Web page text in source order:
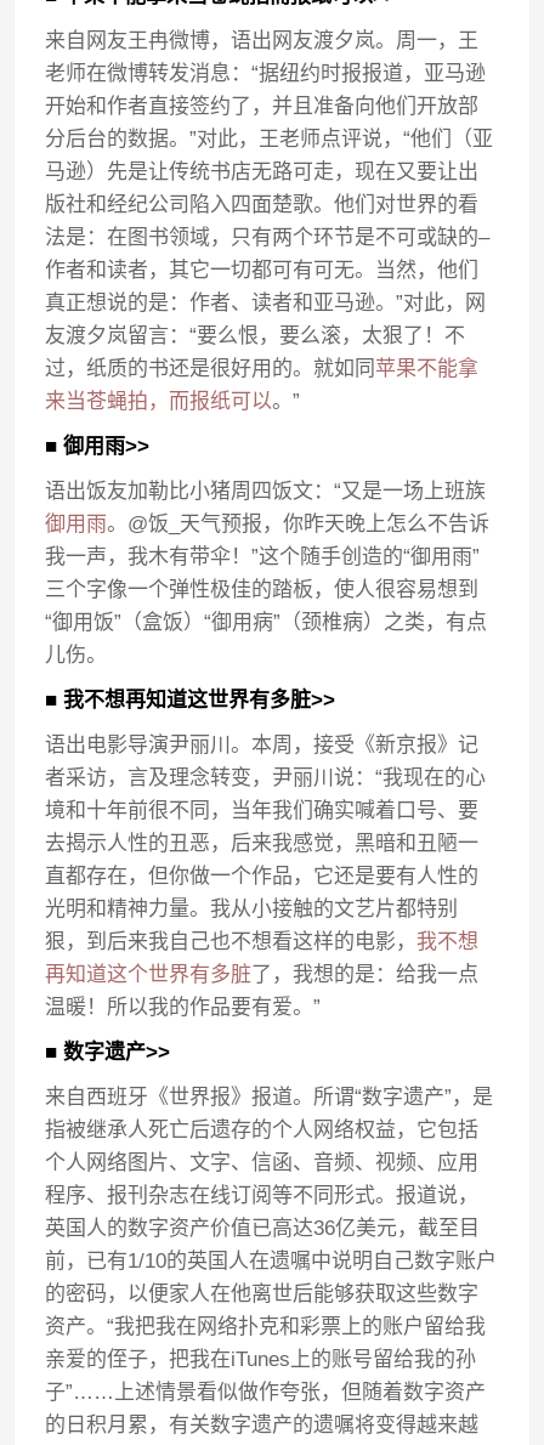
来自网友王冉微博，语出网友渡夕岚。周一，王
老师在微博转发消息：“据纽约时报报道，亚马逊
开始和作者直接签约了，并且准备向他们开放部
分后台的数据。”对此，王老师点评说，“他们（亚
马逊）先是让传统书店无路可走，现在又要让出
版社和经纪公司陷入四面楚歌。他们对世界的看
法是：在图书领域，只有两个环节是不可或缺的–
作者和读者，其它一切都可有可无。当然，他们
真正想说的是：作者、读者和亚马逊。”对此，网
友渡夕岚留言：“要么恨，要么滚，太狠了！不
过，纸质的书还是很好用的。就如同 苹果不能拿
来当苍蝇拍，而报纸可以。”
■ 御用雨>>
语出饭友加勒比小猪周四饭文：“又是一场上班族
御用雨。@饭_天气预报，你昨天晚上怎么不告诉
我一声，我木有带伞！”这个随手创造的“御用雨”
三个字像一个弹性极佳的踏板，使人很容易想到
“御用饭”（盒饭）“御用病”（颈椎病）之类，有点
儿伤。
■ 我不想再知道这世界有多脏>>
语出电影导演尹丽川。本周，接受《新京报》记
者采访，言及理念转变，尹丽川说：“我现在的心
境和十年前很不同，当年我们确实喊着口号、要
去揭示人性的丑恶，后来我感觉，黑暗和丑陋一
直都存在，但你做一个作品，它还是要有人性的
光明和精神力量。我从小接触的文艺片都特别
狠，到后来我自己也不想看这样的电影，我不想
再知道这个世界有多脏了，我想的是：给我一点
温暖！所以我的作品要有爱。”
■ 数字遗产>>
来自西班牙《世界报》报道。所谓“数字遗产”，是
指被继承人死亡后遗存的个人网络权益，它包括
个人网络图片、文字、信函、音频、视频、应用
程序、报刊杂志在线订阅等不同形式。报道说，
英国人的数字资产价值已高达36亿美元，截至目
前，已有1/10的英国人在遗嘱中说明自己数字账户
的密码，以便家人在他离世后能够获取这些数字
资产。“我把我在网络扑克和彩票上的账户留给我
亲爱的侄子，把我在iTunes上的账号留给我的孙
子”……上述情景看似做作夸张，但随着数字资产
的日积月累，有关数字遗产的遗嘱将变得越来越